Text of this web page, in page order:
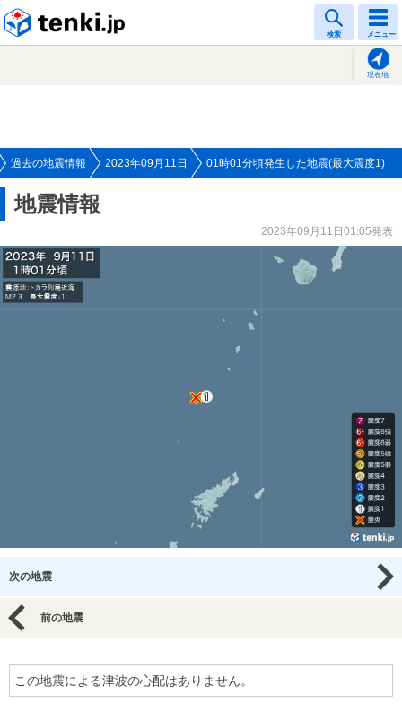
検索 メニュー
現在地
過去の地震情報 2023年09月11日 01時01分頃発生した地震(最大震度1)
地震情報
2023年09月11日01:05発表
次の地震
前の地震
この地震による津波の心配はありません。